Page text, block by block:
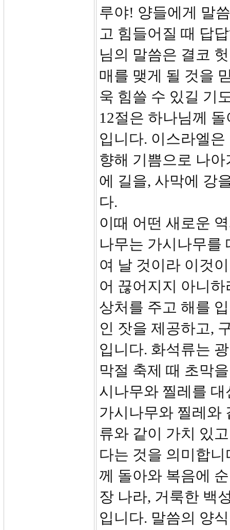
루야! 양들에게 말
고 힘들어질 때 답
님의 말씀은 결코
매를 맺게 될 것을
욱 힘쓸 수 있길 기
12절은 하나님께
입니다. 이스라엘
향해 기쁨으로 나
에 길을, 사막에 강
다.
이때 어떤 새로운
나무는 가시나무를
여 날 것이라 이것
어 끊어지지 아니
상처를 주고 해를
인 잣을 제공하고,
입니다. 화석류는
막절 축제 때 초막
시나무와 찔레를
가시나무와 찔레와
류와 같이 가치 있
다는 것을 의미합
께 돌아와 복음에
장 나라, 거룩한 백
입니다. 말씀의 양